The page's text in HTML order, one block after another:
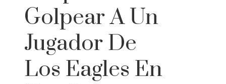
Golpear A Un
Jugador De
Los Eagles En